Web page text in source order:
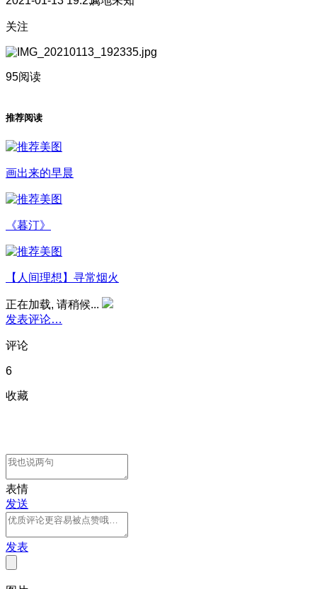
关注
95阅读
推荐阅读
画出来的早晨
《暮汀》
【人间理想】寻常烟火
正在加载, 请稍候...
发表评论…
评论
6
收藏
表情
发送
发表